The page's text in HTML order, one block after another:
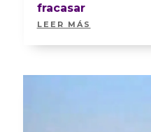
fracasar
LEER MÁS